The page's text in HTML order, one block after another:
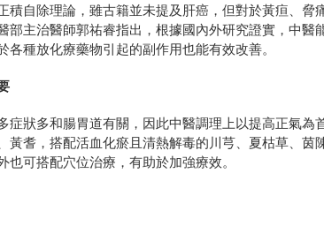
積自除理論，雖古籍並未提及肝癌，但對於黃疸、脅
部主治醫師郭祐睿指出，根據國內外研究證實，中醫
種放化療藥物引起的副作用也能有效改善。
症狀多和腸胃道有關，因此中醫調理上以提高正氣為
黃耆，搭配活血化瘀且清熱解毒的川芎、夏枯草、茵
可搭配穴位治療，有助於加強療效。